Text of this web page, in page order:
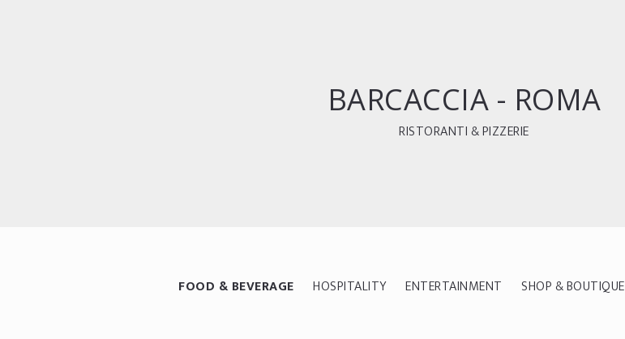
BARCACCIA - ROMA
RISTORANTI & PIZZERIE
FOOD & BEVERAGE HOSPITALITY ENTERTAINMENT SHOP & BOUTIQUE